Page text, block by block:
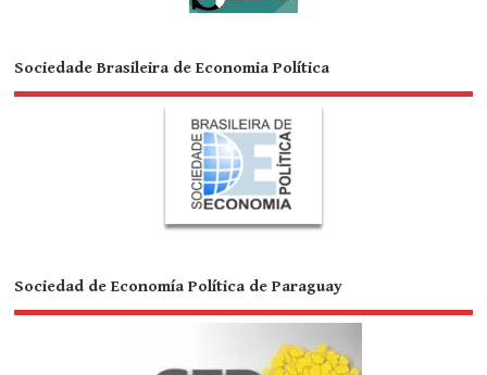
Sociedade Brasileira de Economia Política
Sociedad de Economía Política de Paraguay